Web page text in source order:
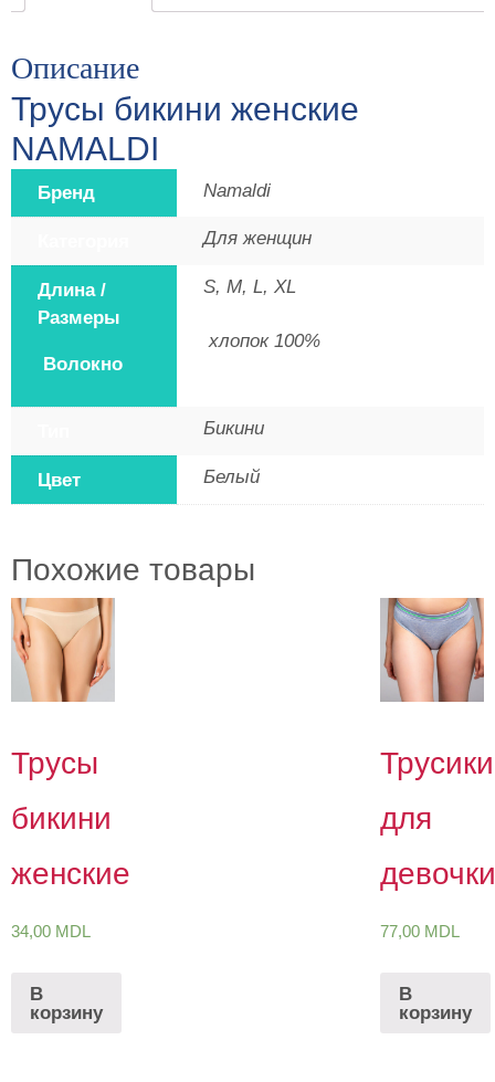
Описание
Трусы бикини женские
NAMALDI
Бренд Namaldi
Для женщин
Длина /
Размеры
Волокно
S, M, L, XL
хлопок 100%
Бикини
Цвет Белый
Похожие товары
Трусы
бикини
женские
34,00 MDL
В
корзину
Трусики
для
девочки
77,00 MDL
В
корзину